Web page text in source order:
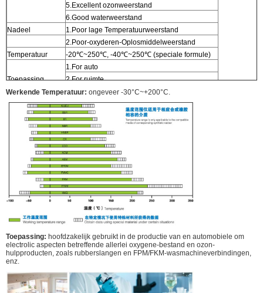
5.Excellent ozonweerstand
6.Good waterweerstand
Nadeel
1.Poor lage Temperatuurweerstand
2.Poor-oxyderen-Oplosmiddelweerstand
Temperatuur
-20℃~250℃, -40℃~250℃ (speciale formule)
Toepassing
1.For auto
2.For ruimte
3.For elektronische Producten
Werkende Temperatuur: ongeveer -30°C~+200°C.
Toepassing: hoofdzakelijk gebruikt in de productie van en automobiele om
electrolic aspecten betreffende allerlei oxygene-bestand en ozon-
hulpproducten, zoals rubberslangen en FPM/FKM-wasmachineverbindingen,
enz.